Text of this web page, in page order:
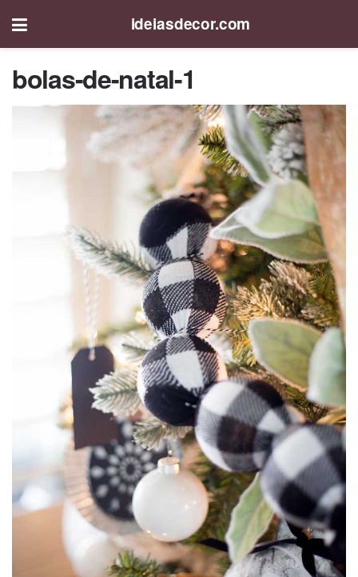
ideiasdecor.com
bolas-de-natal-1